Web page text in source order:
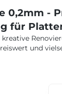
0,2mm -
für
kreative
und